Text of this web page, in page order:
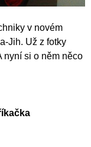
v novém
Jih. Už z fotky
nyní si o něm něco